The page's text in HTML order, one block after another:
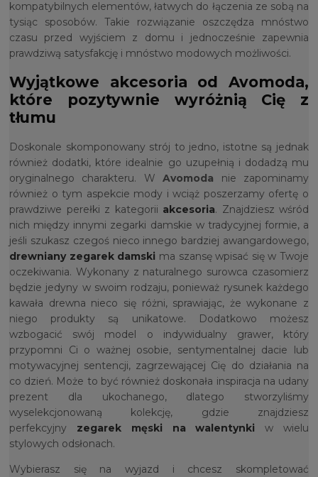
kompatybilnych elementów, łatwych do łączenia ze sobą na
tysiąc sposobów. Takie rozwiązanie oszczędza mnóstwo
czasu przed wyjściem z domu i jednocześnie zapewnia
prawdziwą satysfakcję i mnóstwo modowych możliwości.
Wyjątkowe akcesoria od Avomoda,
które pozytywnie wyróżnią Cię z
tłumu
Doskonale skomponowany strój to jedno, istotne są jednak
również dodatki, które idealnie go uzupełnią i dodadzą mu
oryginalnego charakteru. WAvomoda nie zapominamy
również o tym aspekcie mody i wciąż poszerzamy ofertę o
prawdziwe perełki z kategorii akcesoria. Znajdziesz wśród
nich między innymi zegarki damskie w tradycyjnej formie, a
jeśli szukasz czegoś nieco innego bardziej awangardowego,
drewniany zegarek damski ma szansę wpisać się w Twoje
oczekiwania. Wykonany z naturalnego surowca czasomierz
będzie jedyny w swoim rodzaju, ponieważ rysunek każdego
kawała drewna nieco się różni, sprawiając, że wykonane z
niego produkty są unikatowe. Dodatkowo możesz
wzbogacić swój model o indywidualny grawer, który
przypomni Ci o ważnej osobie, sentymentalnej dacie lub
motywacyjnej sentencji, zagrzewającej Cię do działania na
co dzień. Może to być również doskonała inspiracja na udany
prezent dla ukochanego, dlatego stworzyliśmy
wyselekcjonowaną kolekcję, gdzie znajdziesz
perfekcyjny zegarek męski na walentynki w wielu
stylowych odsłonach.
Wybierasz się na wyjazd i chcesz skompletować